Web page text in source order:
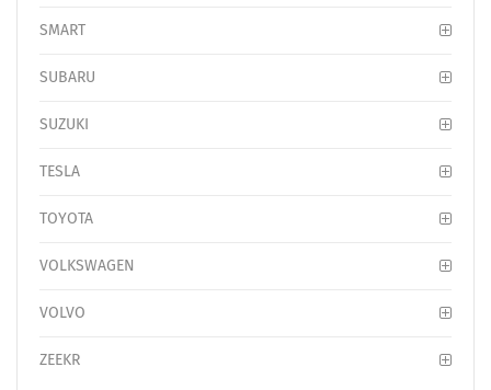
SMART
SUBARU
SUZUKI
TESLA
TOYOTA
VOLKSWAGEN
VOLVO
ZEEKR